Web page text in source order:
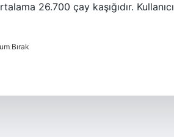
26.700 çay kaşığıdır.
Bırak